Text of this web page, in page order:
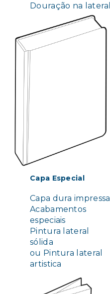
Douração na lateral
Capa Especial
Capa dura impressa
Acabamentos
especiais
Pintura lateral
sólida
ou Pintura lateral
artistica